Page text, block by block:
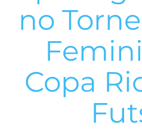
no
Copa